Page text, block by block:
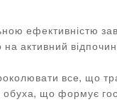
ефективністю
на активний
все, що
обуха, що формує